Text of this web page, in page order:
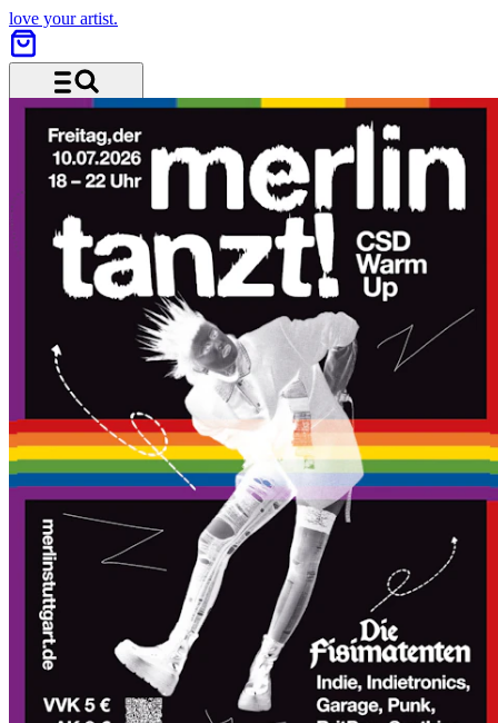
love your artist.
Menü und Suche